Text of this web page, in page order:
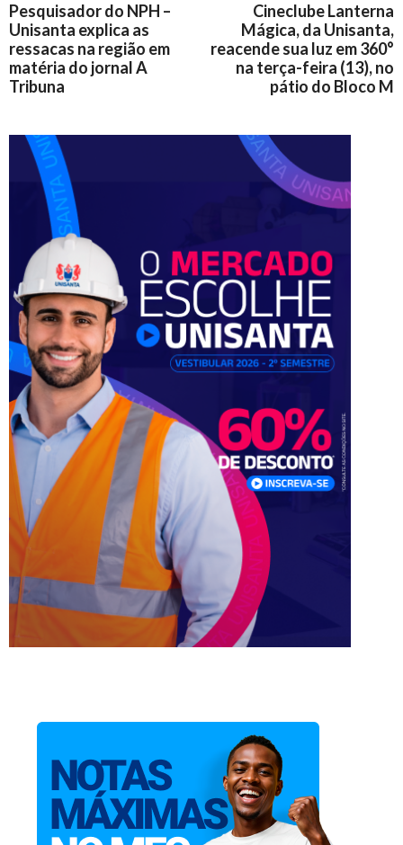
Pesquisador do NPH –
Unisanta explica as
ressacas na região em
matéria do jornal A
Tribuna
Cineclube Lanterna
Mágica, da Unisanta,
reacende sua luz em 360°
na terça-feira (13), no
pátio do Bloco M